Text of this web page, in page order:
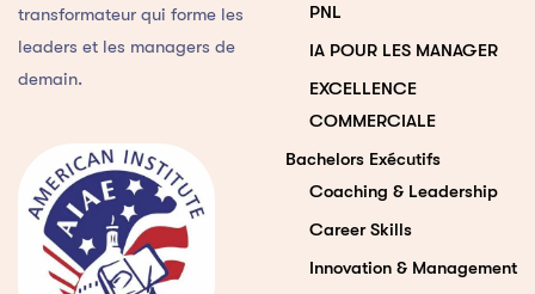
transformateur qui forme les
leaders et les managers de
demain.
PNL
IA POUR LES MANAGER
EXCELLENCE
COMMERCIALE
Bachelors Exécutifs
Coaching & Leadership
Career Skills
Innovation & Management